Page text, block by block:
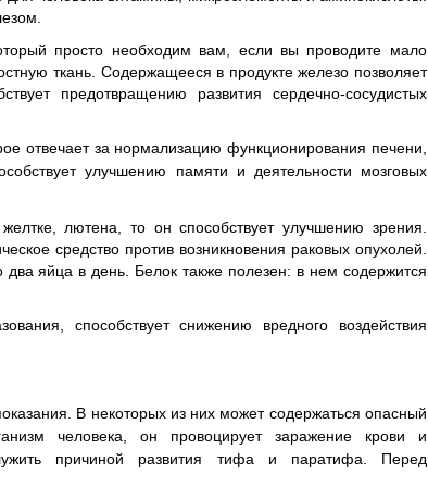
просто необходим вам, если вы проводите мало
ткань. Содержащееся в продукте железо позволяет
предотвращению развития сердечно-сосудистых
отвечает за нормализацию функционирования печени,
улучшению памяти и деятельности мозговых
лютена, то он способствует улучшению зрения.
средство против возникновения раковых опухолей.
яйца в день. Белок также полезен: в нем содержится
способствует снижению вредного воздействия
В некоторых из них может содержаться опасный
человека, он провоцирует заражение крови и
причиной развития тифа и паратифа. Перед